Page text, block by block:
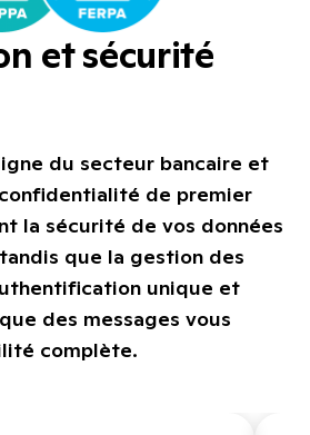
et sécurité
du secteur bancaire et
de premier
la sécurité de vos données
que la gestion des
unique et
des messages vous
complète.